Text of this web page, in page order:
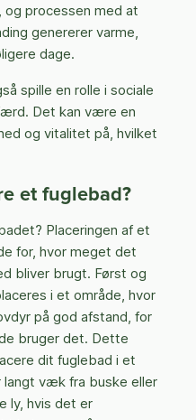
og processen med at
genererer varme,
dage.
spille en rolle i sociale
Det kan være en
og vitalitet på, hvilket
et fuglebad?
Placeringen af et
for, hvor meget det
bliver brugt. Først og
i et område, hvor
på god afstand, for
bruger det. Dette
dit fuglebad i et
langt væk fra buske eller
ly, hvis det er